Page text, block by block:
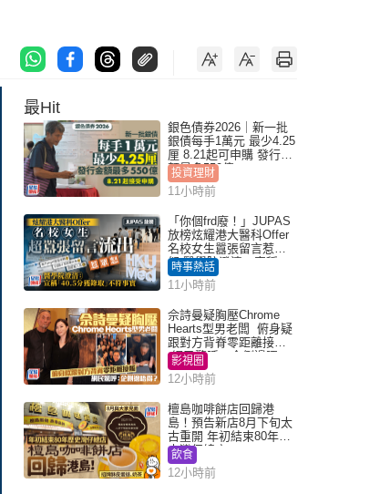
最Hit
銀色債券2026｜新一批
銀債每手1萬元 最少4.25
厘 8.21起可申購 發行金
額最多550億
投資理財
11小時前
「你個frd廢！」JUPAS
放榜炫耀港大醫科Offer
名校女生囂張留言惹眾
怒 醫學院澄清：宣稱
「40.5分獲錄取」不符事
實｜Juicy叮
時事熱話
11小時前
佘詩曼疑胸壓Chrome
Hearts型男老闆 俯身疑
跟對方背脊零距離接觸
網民驚呼：企側邊唔
得？
影視圈
12小時前
檀島咖啡餅店回歸港
島！預告新店8月下旬太
古重開 年初結束80年歷
史灣仔總店
飲食
12小時前